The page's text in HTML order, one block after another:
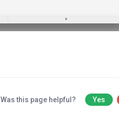
Was this page helpful? Yes